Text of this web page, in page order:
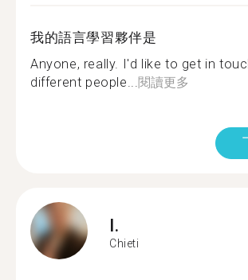
我的語言學習夥伴是
Anyone, really. I'd like to get in
different people...閱讀更多
I.
Chieti